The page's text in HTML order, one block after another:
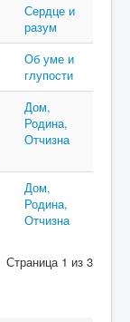
Сердце и
разум
Об уме и
глупости
Дом,
Родина,
Отчизна
Дом,
Родина,
Отчизна
Страница 1 из 3